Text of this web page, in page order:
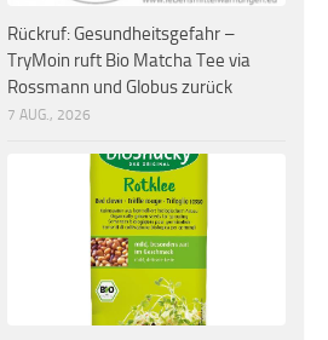
Rückruf: Gesundheitsgefahr –
TryMoin ruft Bio Matcha Tee via
Rossmann und Globus zurück
7 AUG., 2026